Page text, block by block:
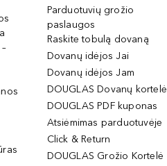
Parduotuvių grožio
paslaugos
Raskite tobulą dovaną
Dovanų idėjos Jai
Dovanų idėjos Jam
DOUGLAS Dovanų kortelė
DOUGLAS PDF kuponas
Atsiėmimas parduotuvėje
Click & Return
DOUGLAS Grožio Kortelė